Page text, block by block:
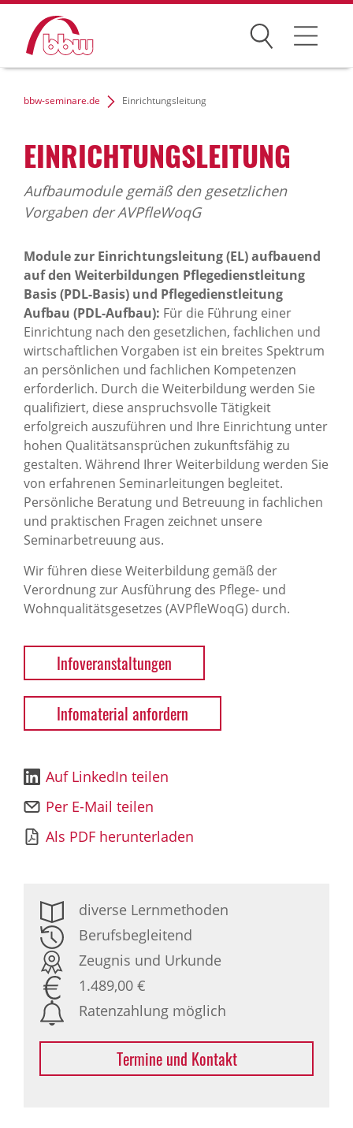
Suchen
Weiterbildung
Förderungen
Projekte
Über uns
News Archiv
bbw-seminare.de Einrichtungsleitung
EINRICHTUNGSLEITUNG
Aufbaumodule gemäß den gesetzlichen
Vorgaben der AVPfleWoqG
Module zur Einrichtungsleitung (EL) aufbauend
auf den Weiterbildungen Pflegedienstleitung
Basis (PDL-Basis) und Pflegedienstleitung
Aufbau (PDL-Aufbau): Für die Führung einer
Einrichtung nach den gesetzlichen, fachlichen und
wirtschaftlichen Vorgaben ist ein breites Spektrum
an persönlichen und fachlichen Kompetenzen
erforderlich. Durch die Weiterbildung werden Sie
qualifiziert, diese anspruchsvolle Tätigkeit
erfolgreich auszuführen und Ihre Einrichtung unter
hohen Qualitätsansprüchen zukunftsfähig zu
gestalten. Während Ihrer Weiterbildung werden Sie
von erfahrenen Seminarleitungen begleitet.
Persönliche Beratung und Betreuung in fachlichen
und praktischen Fragen zeichnet unsere
Seminarbetreuung aus.
Wir führen diese Weiterbildung gemäß der
Verordnung zur Ausführung des Pflege- und
Wohnqualitätsgesetzes (AVPfleWoqG) durch.
Infoveranstaltungen
Infomaterial anfordern
Auf LinkedIn teilen
Per E-Mail teilen
Als PDF herunterladen
diverse Lernmethoden
Berufsbegleitend
Zeugnis und Urkunde
1.489,00 €
Ratenzahlung möglich
Termine und Kontakt